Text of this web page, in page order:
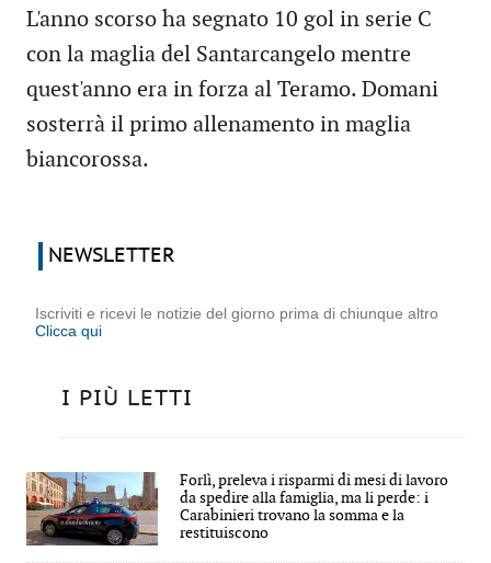
L'anno scorso ha segnato 10 gol in serie C
con la maglia del Santarcangelo mentre
quest'anno era in forza al Teramo. Domani
sosterrà il primo allenamento in maglia
biancorossa.
NEWSLETTER
Iscriviti e ricevi le notizie del giorno prima di chiunque altro
Clicca qui
I PIÙ LETTI
Forlì, preleva i risparmi di mesi di lavoro
da spedire alla famiglia, ma li perde: i
Carabinieri trovano la somma e la
restituiscono